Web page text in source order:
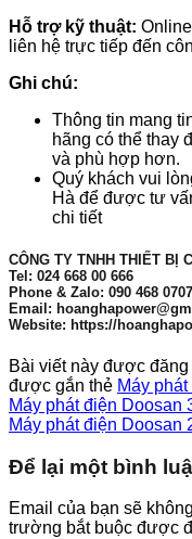
Hỗ trợ kỹ thuật:
liên hệ trực tiếp đến
Ghi chú:
Thông tin mang
hãng có thể thay
và phù hợp hơn.
Quý khách vui
Hà để được tư
chi tiết
CÔNG TY TNHH THIẾT BỊ
Tel: 024 668 00 666
Phone & Zalo: 090 468
Email:
Website: https://
Bài viết này được đăng
được gắn thẻ Máy
Máy phát điện Doosan
Máy phát điện Doosan
Để lại một bình
Email của bạn sẽ
trường bắt buộc được